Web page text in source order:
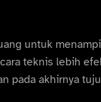
untuk
teknis lebih
pada akhirnya